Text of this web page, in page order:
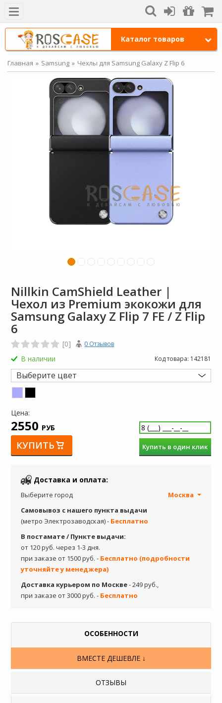
Каталог товаров
Главная Samsung Чехлы для Samsung Galaxy Z Flip 6
Nillkin CamShield Leather |
Чехол из Premium экокожи для
Samsung Galaxy Z Flip 7 FE / Z Flip
6
[0] 0 Отзывов
В наличии Код товара: 142181
Выберите цвет
Цена:
2550 РУБ
КУПИТЬ Купить в один клик
Доставка и оплата:
Выберите город
Москва
Самовывоз с нашего пункта выдачи
(метро Электрозаводская) - Бесплатно
В постамате / Пункте выдачи:
от 120 руб. через 1-3 дня.
при заказе от 1500 руб. - Бесплатно (подробности
уточняйте у менеджера)
Доставка курьером по Москве- 249 руб.,
при заказе от 3000 руб. - Бесплатно
ОСОБЕННОСТИ
ВМЕСТЕ ДЕШЕВЛЕ ↓
ОТЗЫВЫ